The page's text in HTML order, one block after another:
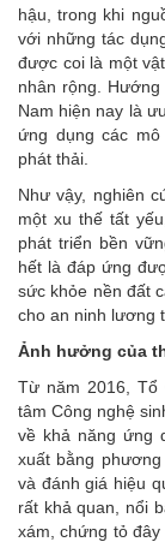
hậu, trong khi
với những tác
được coi là một
nhân rộng.
Nam hiện nay là
ứng dụng các
phát thải.
Như vậy, nghiên
một xu thế tất
phát triển bền
hết là đáp ứng
sức khỏe nền đất
cho an ninh lương
Ảnh hưởng của
Từ năm 2016, Tổ
tâm Công nghệ
về khả năng ứng
xuất bằng
và đánh giá hiệu
rất khả quan, nổi
xám, chứng tỏ